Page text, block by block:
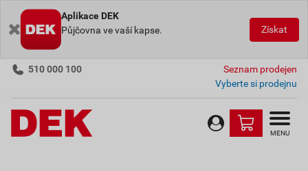
Aplikace DEK
Půjčovna ve vaší kapse.
Získat
510 000 100
Seznam prodejen
Vyberte si prodejnu
MENU